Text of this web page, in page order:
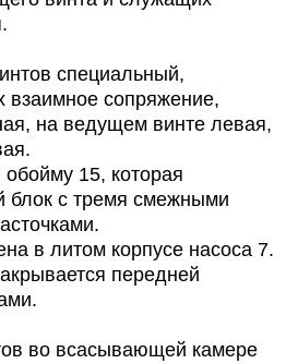
специальный,
взаимное сопряжение,
на ведущем винте левая,
15, которая
блок с тремя смежными
в литом корпусе насоса 7.
передней
во всасывающей камере